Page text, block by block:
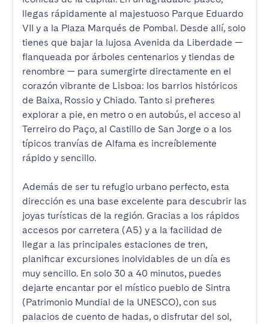
llegas rápidamente al majestuoso Parque Eduardo
VII y a la Plaza Marqués de Pombal. Desde allí, solo
tienes que bajar la lujosa Avenida da Liberdade —
flanqueada por árboles centenarios y tiendas de
renombre — para sumergirte directamente en el
corazón vibrante de Lisboa: los barrios históricos
de Baixa, Rossio y Chiado. Tanto si prefieres
explorar a pie, en metro o en autobús, el acceso al
Terreiro do Paço, al Castillo de San Jorge o a los
típicos tranvías de Alfama es increíblemente
rápido y sencillo.
Además de ser tu refugio urbano perfecto, esta
dirección es una base excelente para descubrir las
joyas turísticas de la región. Gracias a los rápidos
accesos por carretera (A5) y a la facilidad de
llegar a las principales estaciones de tren,
planificar excursiones inolvidables de un día es
muy sencillo. En solo 30 a 40 minutos, puedes
dejarte encantar por el místico pueblo de Sintra
(Patrimonio Mundial de la UNESCO), con sus
palacios de cuento de hadas, o disfrutar del sol,